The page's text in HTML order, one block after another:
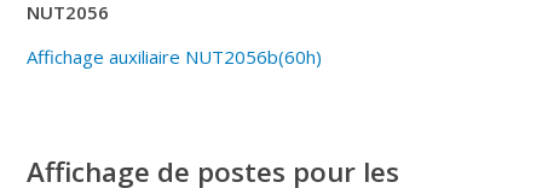
NUT2056
Affichage auxiliaire NUT2056b(60h)
Affichage de postes pour les